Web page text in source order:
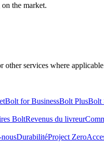
the market.
services where
Bolt for BusinessBolt PlusBolt
BoltRevenus du livreur
DurabilitéProject Zero